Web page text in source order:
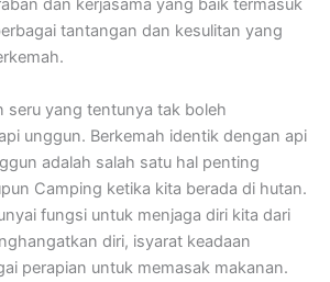
dan kerjasama yang baik termasuk
tantangan dan kesulitan yang
seru yang tentunya tak boleh
unggun. Berkemah identik dengan api
adalah salah satu hal penting
Camping ketika kita berada di hutan.
fungsi untuk menjaga diri kita dari
diri, isyarat keadaan
perapian untuk memasak makanan.